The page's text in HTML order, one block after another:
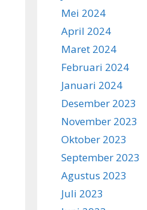
Mei 2024
April 2024
Maret 2024
Februari 2024
Januari 2024
Desember 2023
November 2023
Oktober 2023
September 2023
Agustus 2023
Juli 2023